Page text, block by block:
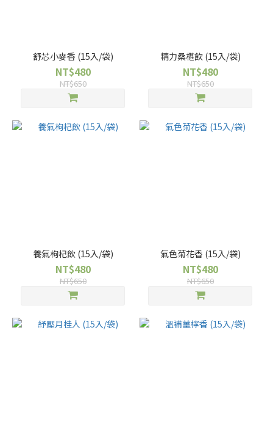
舒芯小麥香 (15入/袋)
NT$480
NT$650
精力桑椹飲 (15入/袋)
NT$480
NT$650
養氣枸杞飲 (15入/袋)
NT$480
NT$650
氣色菊花香 (15入/袋)
NT$480
NT$650